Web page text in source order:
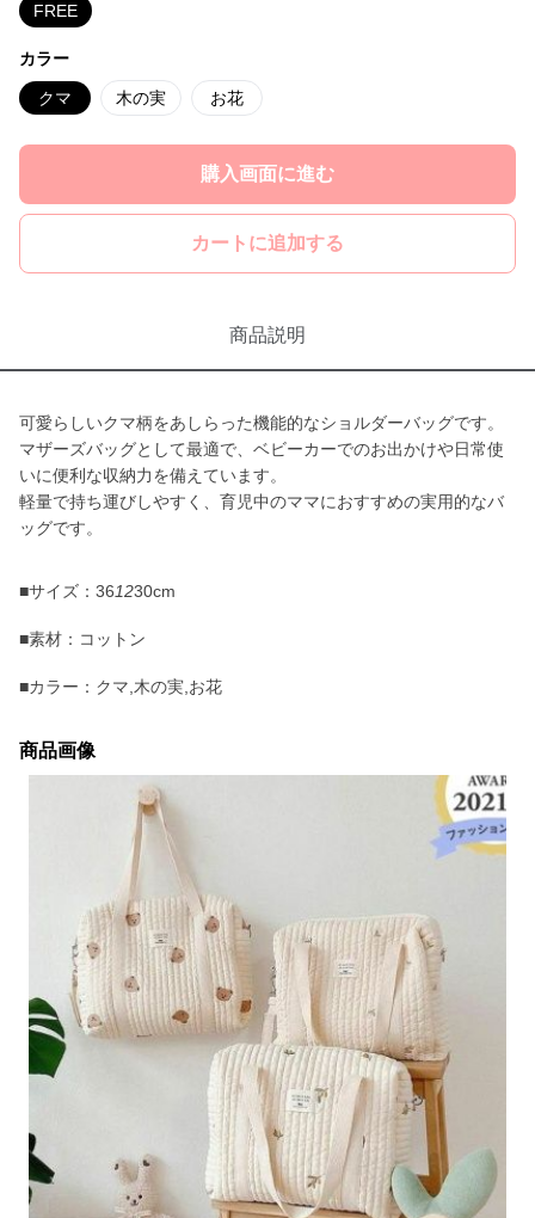
FREE
カラー
クマ 木の実 お花
購入画面に進む
カートに追加する
商品説明
可愛らしいクマ柄をあしらった機能的なショルダーバッグです。
マザーズバッグとして最適で、ベビーカーでのお出かけや日常使
いに便利な収納力を備えています。
軽量で持ち運びしやすく、育児中のママにおすすめの実用的なバ
ッグです。
■サイズ：361230cm
■素材：コットン
■カラー：クマ,木の実,お花
商品画像